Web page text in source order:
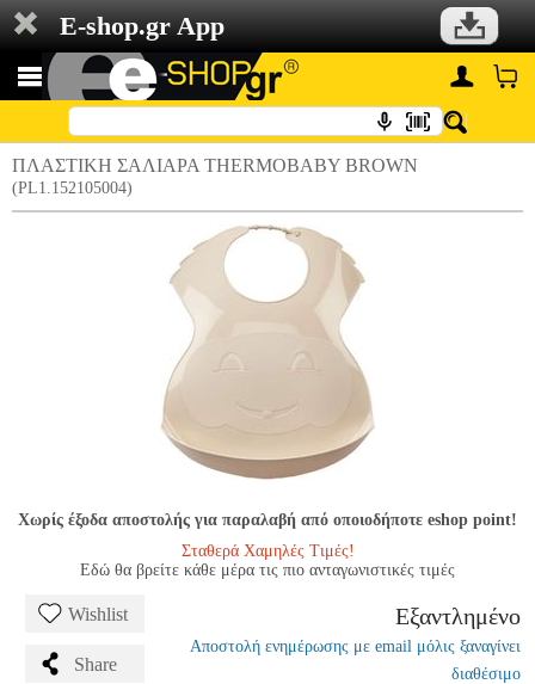
E-shop.gr App
ΠΛΑΣΤΙΚΗ ΣΑΛΙΑΡΑ THERMOBABY BROWN
(PL1.152105004)
Χωρίς έξοδα αποστολής για παραλαβή από οποιοδήποτε eshop point!
Σταθερά Χαμηλές Τιμές!
Εδώ θα βρείτε κάθε μέρα τις πιο ανταγωνιστικές τιμές
Wishlist
Share
Εξαντλημένο
Αποστολή ενημέρωσης με email μόλις ξαναγίνει
διαθέσιμο